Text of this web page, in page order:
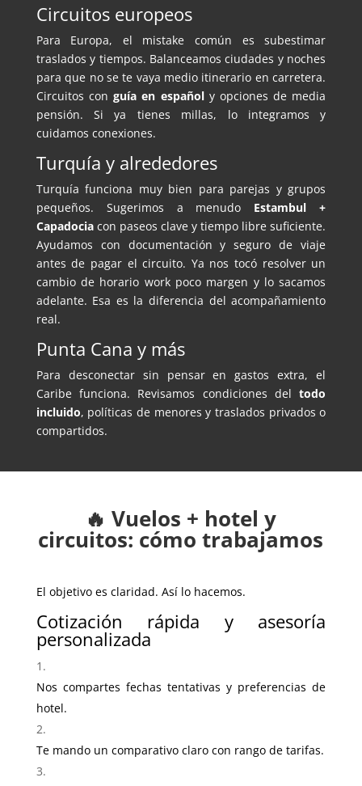
Circuitos europeos
Para Europa, el mistake común es subestimar
traslados y tiempos. Balanceamos ciudades y noches
para que no se te vaya medio itinerario en carretera.
Circuitos conguía en españoly opciones de media
pensión. Si ya tienes millas, lo integramos y
cuidamos conexiones.
Turquía y alrededores
Turquía funciona muy bien para parejas y grupos
pequeños. Sugerimos a menudo Estambul +
Capadociacon paseos clave y tiempo libre suficiente.
Ayudamos con documentación y seguro de viaje
antes de pagar el circuito. Ya nos tocó resolver un
cambio de horario work poco margen y lo sacamos
adelante. Esa es la diferencia del acompañamiento
real.
Punta Cana y más
Para desconectar sin pensar en gastos extra, el
Caribe funciona. Revisamos condiciones deltodo
incluido, políticas de menores y traslados privados o
compartidos.
🔥 Vuelos + hotel y
circuitos: cómo trabajamos
El objetivo es claridad. Así lo hacemos.
Cotización rápida y asesoría
personalizada
Nos compartes fechas tentativas y preferencias de
hotel.
Te mando un comparativo claro con rango de tarifas.